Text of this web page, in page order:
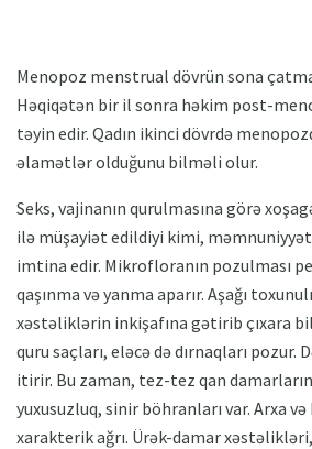
Menopoz menstrual dövrün sona
Həqiqətən bir il sonra həkim post-
təyin edir. Qadın ikinci dövrdə
əlamətlər olduğunu bilməli olur.
Seks, vajinanın qurulmasına görə
ilə müşayiət edildiyi kimi,
imtina edir. Mikrofloranın pozulması
qaşınma və yanma aparır. Aşağı
xəstəliklərin inkişafına gətirib çıxara
quru saçları, eləcə də dırnaqları
itirir. Bu zaman, tez-tez qan
yuxusuzluq, sinir böhranları var. Arxa
xarakterik ağrı. Ürək-damar